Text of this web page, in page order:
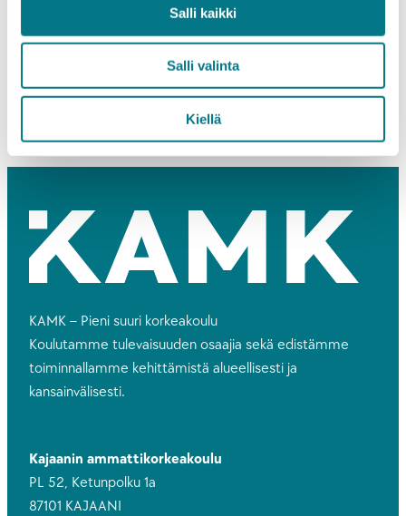
Salli kaikki
Salli valinta
Kiellä
Kajaani
LISÄÄ TIETOA
KAMK – Pieni suuri korkeakoulu
Koulutamme tulevaisuuden osaajia sekä edistämme
toiminnallamme kehittämistä alueellisesti ja
kansainvälisesti.
Kajaanin ammattikorkeakoulu
PL 52, Ketunpolku 1a
87101 KAJAANI